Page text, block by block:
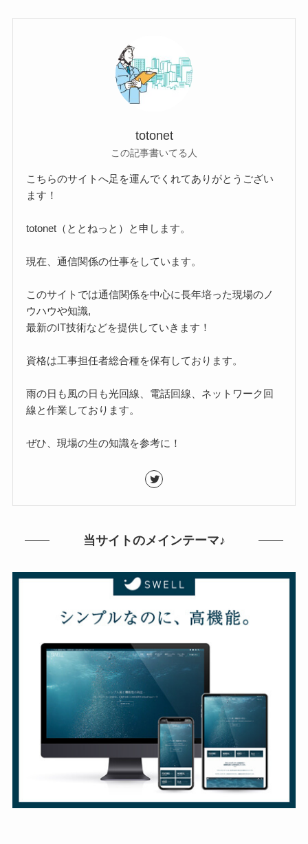
totonet
この記事書いてる人
こちらのサイトへ足を運んでくれてありがとうござい
ます！
totonet（ととねっと）と申します。
現在、通信関係の仕事をしています。
このサイトでは通信関係を中心に長年培った現場のノ
ウハウや知識,
最新のIT技術などを提供していきます！
資格は工事担任者総合種を保有しております。
雨の日も風の日も光回線、電話回線、ネットワーク回
線と作業しております。
ぜひ、現場の生の知識を参考に！
当サイトのメインテーマ♪